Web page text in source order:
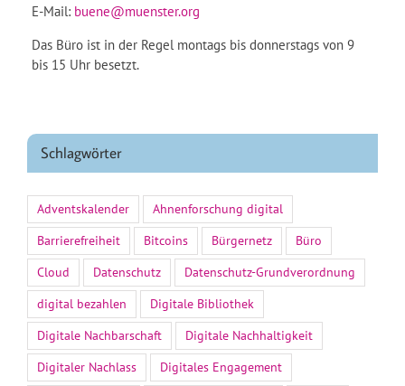
E-Mail: buene@muenster.org
Das Büro ist in der Regel montags bis donnerstags von 9
bis 15 Uhr besetzt.
Schlagwörter
Adventskalender
Ahnenforschung digital
Barrierefreiheit
Bitcoins Bürgernetz
Büro
Cloud
Datenschutz
Datenschutz-Grundverordnung
digital bezahlen
Digitale Bibliothek
Digitale Nachbarschaft
Digitale Nachhaltigkeit
Digitaler Nachlass
Digitales Engagement